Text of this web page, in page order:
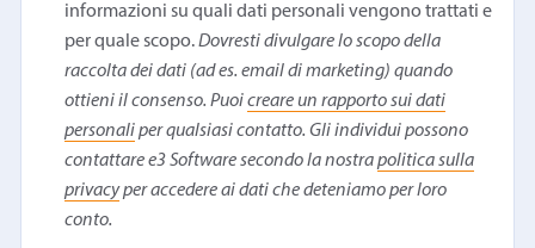
informazioni su quali dati personali vengono trattati e
per quale scopo.Dovresti divulgare lo scopo della
raccolta dei dati (ad es. email di marketing) quando
ottieni il consenso. Puoicreare un rapporto sui dati
personaliper qualsiasi contatto. Gli individui possono
contattare e3 Software secondo la nostrapolitica sulla
privacyper accedere ai dati che deteniamo per loro
conto.